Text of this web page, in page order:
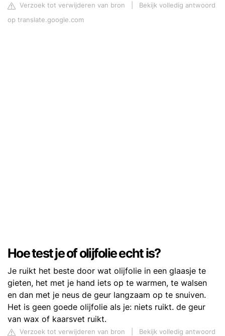
Verzoek tot verwijderen van bron
Bekijk volledig antwoord
op translate.google.com
Hoe test je of olijfolie echt is?
Je ruikt het beste door wat olijfolie in een glaasje te
gieten, het met je hand iets op te warmen, te walsen
en dan met je neus de geur langzaam op te snuiven.
Het is geen goede olijfolie als je: niets ruikt. de geur
van wax of kaarsvet ruikt.
Verzoek tot verwijderen van bron
Bekijk volledig antwoord